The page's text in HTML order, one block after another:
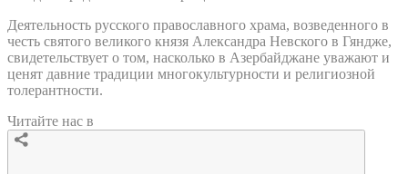
Деятельность русского православного храма, возведенного в
честь святого великого князя Александра Невского в Гяндже,
свидетельствует о том, насколько в Азербайджане уважают и
ценят давние традиции многокультурности и религиозной
толерантности.
Читайте нас в